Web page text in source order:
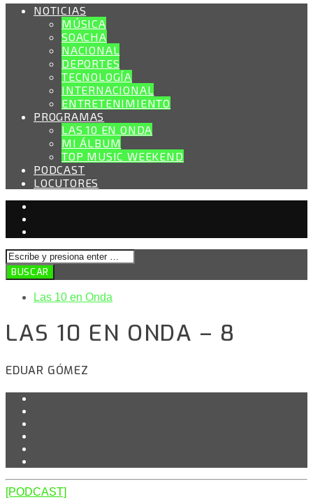
NOTICIAS
MÚSICA
SOACHA
NACIONAL
DEPORTES
TECNOLOGÍA
INTERNACIONAL
ENTRETENIMIENTO
PROGRAMAS
LAS 10 EN ONDA
MI ÁLBUM
TOP MUSIC WEEKEND
PODCAST
LOCUTORES
Las 10 en Onda
LAS 10 EN ONDA – 8
EDUAR GÓMEZ
[PODCAST]